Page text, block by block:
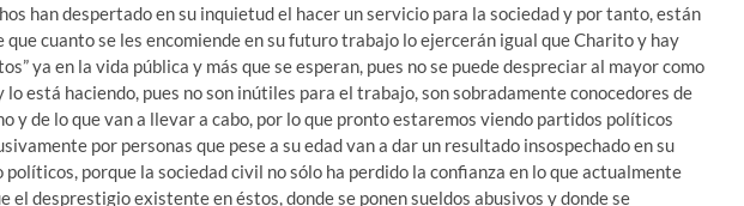
han despertado en su inquietud el hacer un servicio para la sociedad y por tanto, están
que cuanto se les encomiende en su futuro trabajo lo ejercerán igual que Charito y hay
ya en la vida pública y más que se esperan, pues no se puede despreciar al mayor como
lo está haciendo, pues no son inútiles para el trabajo, son sobradamente conocedores de
y de lo que van a llevar a cabo, por lo que pronto estaremos viendo partidos políticos
por personas que pese a su edad van a dar un resultado insospechado en su
políticos, porque la sociedad civil no sólo ha perdido la confianza en lo que actualmente
el desprestigio existente en éstos, donde se ponen sueldos abusivos y donde se